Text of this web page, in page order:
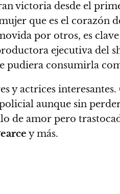
victoria desde el
que es el corazón
por otros, es
ejecutiva del
pudiera consumirla
y actrices interesantes.
aunque sin
de amor pero
y más.